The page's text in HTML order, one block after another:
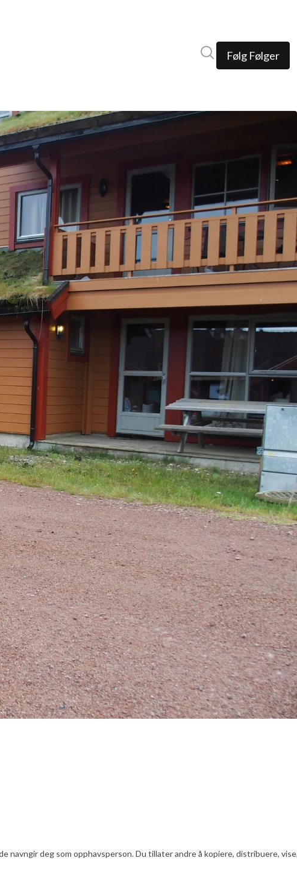
Følg Følger
deg som opphavsperson. Du tillater andre å kopiere, distribuere,